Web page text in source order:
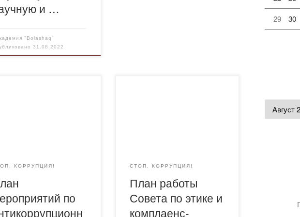
и …
"Bolashaq"
31.08.2022
КОРРУПЦИЯ!
по
СТОП, КОРРУПЦИЯ!
План работы
Совета по этике и
комплаенс-
29 30